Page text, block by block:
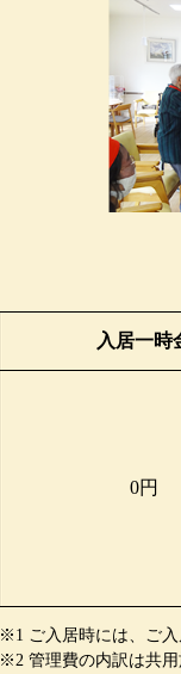
入居一時
0円
※1 ご入居時には、ご入
※2 管理費の内訳は共用